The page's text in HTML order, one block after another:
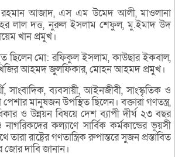
রহমান আজাদ, এস এম উমেদ আলী, মাওলানা
লাল দত্ত, নুরুল ইসলাম শেফুল, মু.ইমাদ উদ
খান প্রমুখ।
ছিলেন মো: রফিকুল ইসলাম, কাউছার ইকবাল,
আহমদ জুলফিকার, মোহন আহমদ প্রমুখ।
সাংবাদিক, ব্যবসায়ী, আইনজীবী, সাংস্কৃতিক ও
পেশার মানুষজন উপস্থিত ছিলেন। বক্তারা গণতন্ত্র,
ও উন্নয়ন বিষয়ে দেশ ব্যাপী দীর্ঘ ২৩ বছর
কল্যাণে সার্বিক কর্মকান্ডের ভূয়সী
রাষ্ট্রের গণতান্ত্রিক রুপান্তরে সুজন প্রস্তাবিত
জোর দাবি জানান।